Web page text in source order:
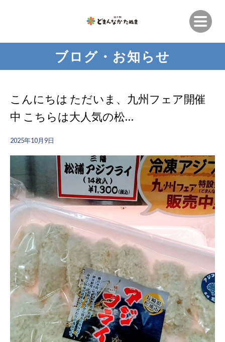
ブログ・お知らせ
こんにちは ただいま、九州フェア開催
中️ こちらは大人気の松…
2025年10月9日